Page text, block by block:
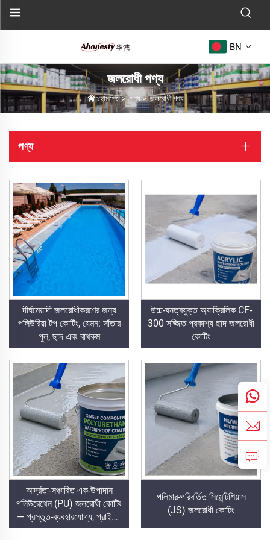
BN
জলরোধী পণ্য
হোমপেজ>পণ্য>জলরোধী পণ্য
পণ্য
দীর্ঘমেয়াদী জলরোধীকরণের জন্য
পলিউরিয়া টপ কোটিং, যেমন: সাঁতার
পুল, ছাদ এবং বাথরুম
উচ্চ-ঘনত্বযুক্ত অ্যাক্রিলিক CF-
300 সজ্জিত প্রকাশ্য ছাদ জলরোধী
কোটিং
আর্দ্রতা-সঞ্চারিত এক-উপাদান
পলিউরেথেন (PU) জলরোধী কোটিং
— প্রস্তুত-ব্যবহারযোগ্য, প্রাইমার
প্রয়োজন নেই
পলিমার-পরিবর্তিত সিমেন্টিশিয়াস
(JS) জলরোধী কোটিং